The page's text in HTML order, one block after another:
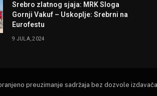
Srebro zlatnog sjaja: MRK Sloga
Gornji Vakuf – Uskoplje: Srebrni na
Eurofestu
9 JULA, 2024
preuzimanje sadržaja bez dozvole